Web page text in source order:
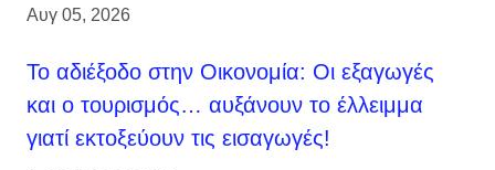
Αυγ 05, 2026
Το αδιέξοδο στην Οικονομία: Οι εξαγωγές
και ο τουρισμός… αυξάνουν το έλλειμμα
γιατί εκτοξεύουν τις εισαγωγές!